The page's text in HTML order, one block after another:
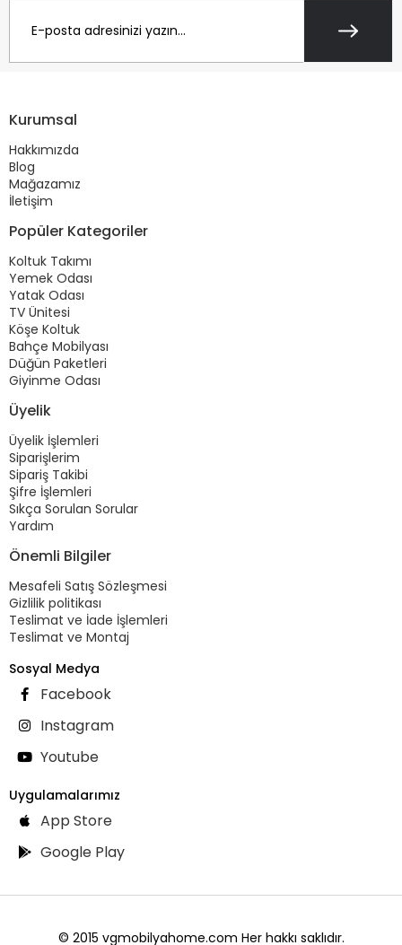
Kurumsal
Hakkımızda
Blog
Mağazamız
İletişim
Popüler Kategoriler
Koltuk Takımı
Yemek Odası
Yatak Odası
TV Ünitesi
Köşe Koltuk
Bahçe Mobilyası
Düğün Paketleri
Giyinme Odası
Üyelik
Üyelik İşlemleri
Siparişlerim
Sipariş Takibi
Şifre İşlemleri
Sıkça Sorulan Sorular
Yardım
Önemli Bilgiler
Mesafeli Satış Sözleşmesi
Gizlilik politikası
Teslimat ve İade İşlemleri
Teslimat ve Montaj
Sosyal Medya
Facebook
Instagram
Youtube
Uygulamalarımız
App Store
Google Play
© 2015 vgmobilyahome.com Her hakkı saklıdır.